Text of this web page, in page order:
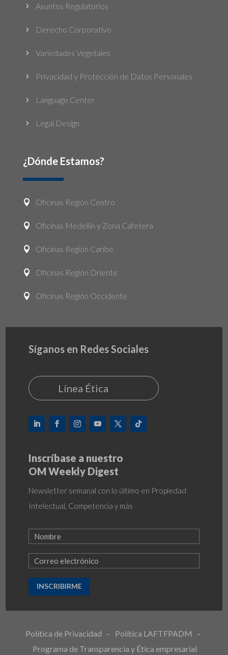
5 Asuntos Regulatorios
5 Derecho Corporativo
5 Variedades Vegetales
5 Privacidad y Protección de Datos Personales
5 Language Center
5 Legal Design
¿Dónde Estamos?
 Oficinas Región Centro
 Oficinas Medellín y Zona Cafetera
 Oficinas Región Caribe
 Oficinas Región Oriente
 Oficinas Región Occidente
Síganos en Redes Sociales
Línea Ética
Inscríbase a nuestro
OM Weekly Digest
Newsletter semanal con lo último en Propiedad
Intelectual, Competencia y más
INSCRIBIRME
Política de Privacidad – Política LAFTFPADM
–
Programa de Transparencia y Ética empresarial